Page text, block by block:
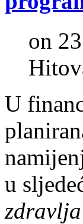
on
U
u